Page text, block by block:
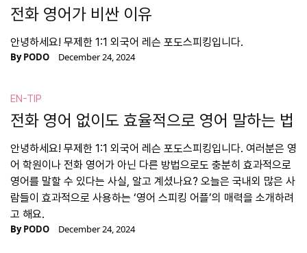
전화 영어가 비싼 이유
안녕하세요! 무제한 1:1 외국어 레슨 포도스피킹입니다.
ByPODO December 24, 2024
EN-TIP
전화 영어 없이도 효율적으로 영어 말하는 법
안녕하세요! 무제한 1:1 외국어 레슨 포도스피킹입니다. 여러분은 영
어 학원이나 전화 영어가 아닌 다른 방법으로도 충분히 효과적으로
영어를 말할 수 있다는 사실, 알고 계셨나요? 오늘은 국내외 많은 사
람들이 효과적으로 사용하는 ‘영어 스피킹 어플’의 매력을 소개하려
고 해요.
ByPODO December 24, 2024